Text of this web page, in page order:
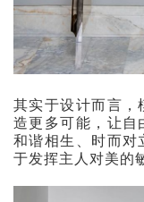
其实于设计而言，
造更多可能，让自
和谐相生、时而对
于发挥主人对美的